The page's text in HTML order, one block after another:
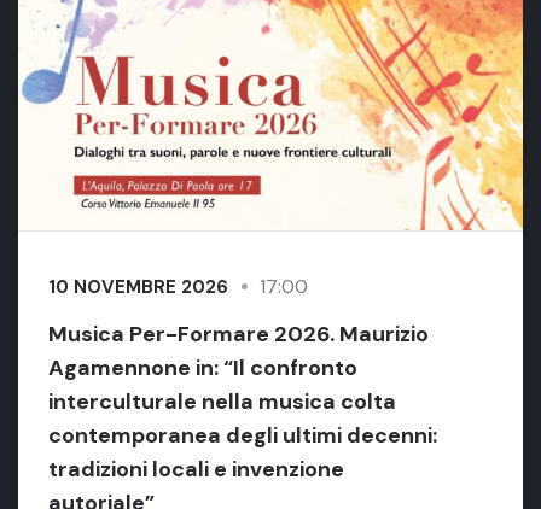
10 NOVEMBRE 2026 17:00
Musica Per-Formare 2026. Maurizio
Agamennone in: “Il confronto
interculturale nella musica colta
contemporanea degli ultimi decenni:
tradizioni locali e invenzione
autoriale”